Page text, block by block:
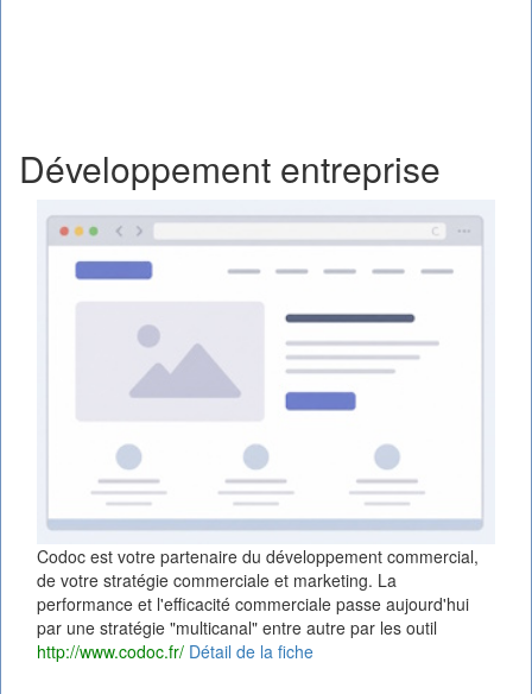
Développement entreprise
Codoc est votre partenaire du développement commercial,
de votre stratégie commerciale et marketing. La
performance et l'efficacité commerciale passe aujourd'hui
par une stratégie "multicanal" entre autre par les outil
http://www.codoc.fr/ Détail de la fiche